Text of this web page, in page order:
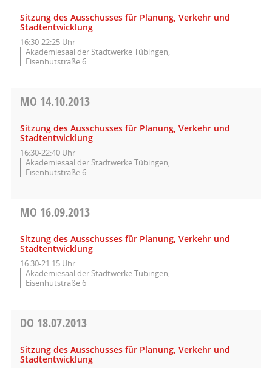
Sitzung des Ausschusses für Planung, Verkehr und
Stadtentwicklung
16:30-22:25 Uhr
Akademiesaal der Stadtwerke Tübingen,
Eisenhutstraße 6
MO 14.10.2013
Sitzung des Ausschusses für Planung, Verkehr und
Stadtentwicklung
16:30-22:40 Uhr
Akademiesaal der Stadtwerke Tübingen,
Eisenhutstraße 6
MO 16.09.2013
Sitzung des Ausschusses für Planung, Verkehr und
Stadtentwicklung
16:30-21:15 Uhr
Akademiesaal der Stadtwerke Tübingen,
Eisenhutstraße 6
DO 18.07.2013
Sitzung des Ausschusses für Planung, Verkehr und
Stadtentwicklung